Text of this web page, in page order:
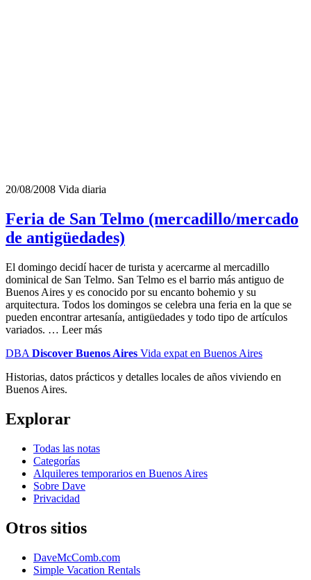
20/08/2008 Vida diaria
Feria de San Telmo (mercadillo/mercado
de antigüedades)
El domingo decidí hacer de turista y acercarme al mercadillo
dominical de San Telmo. San Telmo es el barrio más antiguo de
Buenos Aires y es conocido por su encanto bohemio y su
arquitectura. Todos los domingos se celebra una feria en la que se
pueden encontrar artesanía, antigüedades y todo tipo de artículos
variados. … Leer más
DBA Discover Buenos Aires Vida expat en Buenos Aires
Historias, datos prácticos y detalles locales de años viviendo en
Buenos Aires.
Explorar
Todas las notas
Categorías
Alquileres temporarios en Buenos Aires
Sobre Dave
Privacidad
Otros sitios
DaveMcComb.com
Simple Vacation Rentals